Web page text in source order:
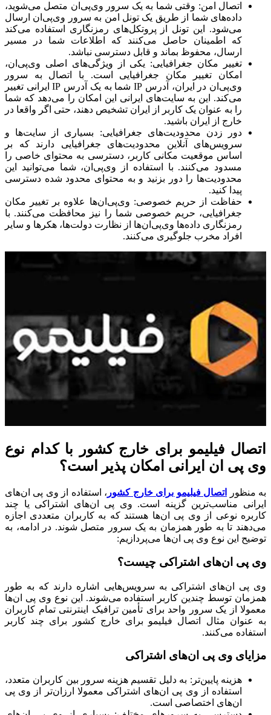
اتصال امن: وقتی شما به یک سرور وی‌پی‌ان متصل می‌شوید،
داده‌های شما از طریق یک تونل امن به سرور وی‌پی‌ان ارسال
می‌شود. این تونل از پروتکل‌های رمزنگاری استفاده می‌کند
که اطمینان حاصل می‌کنند که اطلاعات شما در مسیر
ارسال، محفوظ بماند و قابل دسترسی نباشد.
تغییر مکان جغرافیایی: یکی از ویژگی‌های اصلی وی‌پی‌ان،
امکان تغییر مکان جغرافیایی است. با اتصال به سرور
وی‌پی‌ان در ایران، آدرس IP شما به یک آدرس IP ایرانی تغییر
می‌کند. این به سایت‌های ایرانی این امکان را می‌دهد که شما
را به عنوان یک کاربر از ایران تشخیص دهند، حتی اگر واقعا در
خارج از ایران باشید.
دور زدن محدودیت‌های جغرافیایی: بسیاری از سایت‌ها و
سرویس‌های آنلاین محدودیت‌های جغرافیایی دارند که بر
اساس موقعیت مکانی کاربر، دسترسی به محتوای خاصی را
مسدود می‌کنند. با استفاده از وی‌پی‌ان، شما می‌توانید این
محدودیت‌ها را دور بزنید و به محتوای محدود شده دسترسی
پیدا کنید.
حفاظت از حریم خصوصی: وی‌پی‌ان‌ها علاوه بر تغییر مکان
جغرافیایی، حریم خصوصی شما را نیز محافظت می‌کنند. با
رمزنگاری داده‌ها وی‌پی‌ان‌ها از نظارت دولت‌ها، هکرها و سایر
افراد مخرب جلوگیری می‌کنند.
اتصال فیلیمو برای خارج کشور با کدام نوع
وی پی ان ایرانی امکان پذیر است؟
به منظور اتصال فیلیمو برای خارج کشور ، استفاده از وی پی ان‌های
ایرانی مناسب‌ترین گزینه است. وی پی ان‌های اشتراکی یا چند
کاربره نوعی از وی پی ان‌ها هستند که به کاربران متعددی اجازه
می‌دهند تا به طور همزمان به یک سرور متصل شوند. در ادامه، به
توضیح این نوع وی پی ان‌ها می‌پردازیم:
وی پی ان‌های اشتراکی چیست؟
وی پی ان‌های اشتراکی به سرویس‌هایی اشاره دارند که به طور
همزمان توسط چندین کاربر استفاده می‌شوند. این نوع وی پی ان‌ها
معمولا از یک سرور واحد برای تأمین ترافیک اینترنتی تمام کاربران
به عنوان مثال اتصال فیلیمو برای خارج کشور برای چند کاربر
استفاده می‌کنند.
مزایای وی پی ان‌های اشتراکی
هزینه پایین‌تر: به دلیل تقسیم هزینه سرور بین کاربران متعدد،
استفاده از وی پی ان‌های اشتراکی معمولا ارزان‌تر از وی پی
ان‌های اختصاصی است.